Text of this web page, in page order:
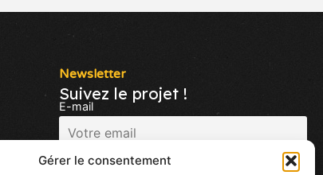
Gérer le consentement
Newsletter
Suivez le projet !
E-mail
J'accepte de reçevoir des mails sur les